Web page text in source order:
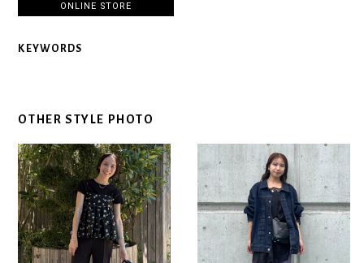
ONLINE STORE
KEYWORDS
OTHER STYLE PHOTO